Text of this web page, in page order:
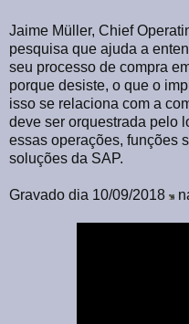
Jaime Müller, Chief
pesquisa que ajuda a
seu processo de compra
porque desiste, o que o
isso se relaciona com a
deve ser orquestrada pelo
essas operações, funções
soluções da SAP.
Gravado dia 10/09/2018